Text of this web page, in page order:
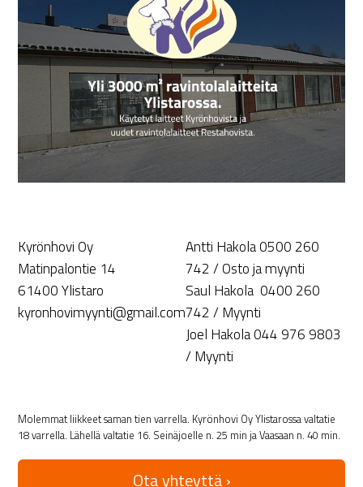
Kyrönhovi Oy
Matinpalontie 14
61400 Ylistaro
kyronhovimyynti@gmail.com
Antti Hakola 0500 260
742 / Osto ja myynti
Saul Hakola 0400 260
742 / Myynti
Joel Hakola 044 976 9803
/ Myynti
Molemmat liikkeet saman tien varrella. Kyrönhovi Oy Ylistarossa valtatie
18 varrella. Lähellä valtatie 16. Seinäjoelle n. 25 min ja Vaasaan n. 40 min.
Ota yhteyttä ›